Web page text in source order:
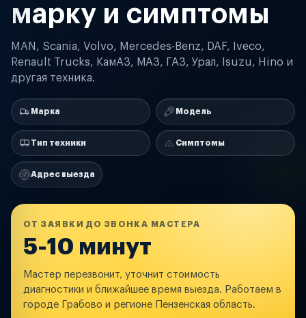
марку и симптомы
MAN, Scania, Volvo, Mercedes-Benz, DAF, Iveco,
Renault Trucks, КамАЗ, МАЗ, ГАЗ, Урал, Isuzu, Hino и
другая техника.
Марка Модель
Тип техники Симптомы
Адрес выезда
ОТ ЗАЯВКИ ДО ЗВОНКА МАСТЕРА
5-10 минут
Мастер перезвонит, уточнит стоимость
диагностики и ближайшее время выезда. Работаем в
городе Грабово и регионе Пензенская область.